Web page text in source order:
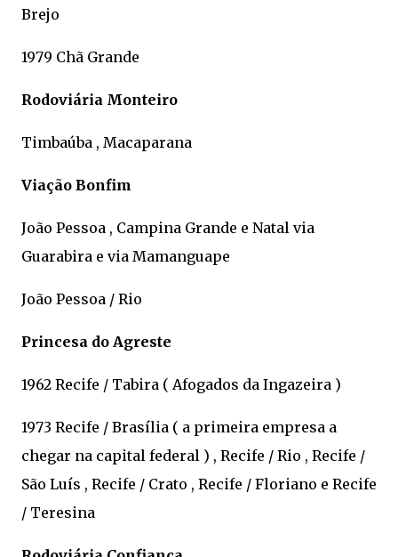
Brejo
1979 Chã Grande
Rodoviária Monteiro
Timbaúba , Macaparana
Viação Bonfim
João Pessoa , Campina Grande e Natal via
Guarabira e via Mamanguape
João Pessoa / Rio
Princesa do Agreste
1962 Recife / Tabira ( Afogados da Ingazeira )
1973 Recife / Brasília ( a primeira empresa a
chegar na capital federal ) , Recife / Rio , Recife /
São Luís , Recife / Crato , Recife / Floriano e Recife
/ Teresina